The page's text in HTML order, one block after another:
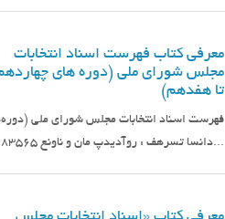
معرفی کتاب فهرست اسناد انتخابات
مجلس شورای ملی (دوره های
تا هفدهم)
600-220-240-6 : ‏شماره کتابشناسی ملی :